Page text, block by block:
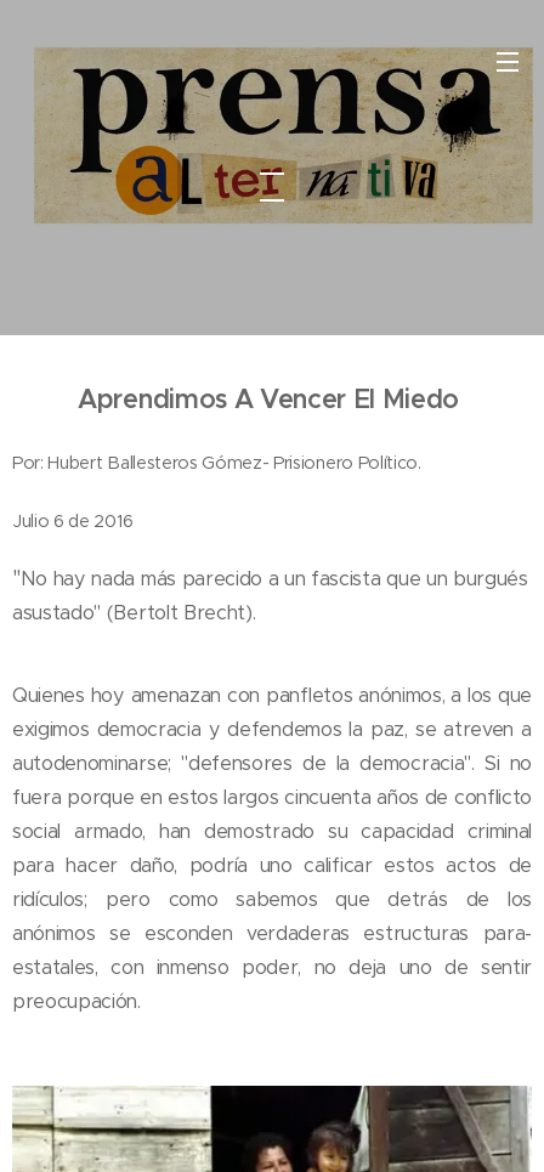
Aprendimos A Vencer El Miedo
Por: Hubert Ballesteros Gómez- Prisionero Político.
Julio 6 de 2016
"No hay nada más parecido a un fascista que un burgués
asustado" (Bertolt Brecht).
Quienes hoy amenazan con panfletos anónimos, a los que
exigimos democracia y defendemos la paz, se atreven a
autodenominarse; "defensores de la democracia". Si no
fuera porque en estos largos cincuenta años de conflicto
social armado, han demostrado su capacidad criminal
para hacer daño, podría uno calificar estos actos de
ridículos; pero como sabemos que detrás de los
anónimos se esconden verdaderas estructuras para-
estatales, con inmenso poder, no deja uno de sentir
preocupación.